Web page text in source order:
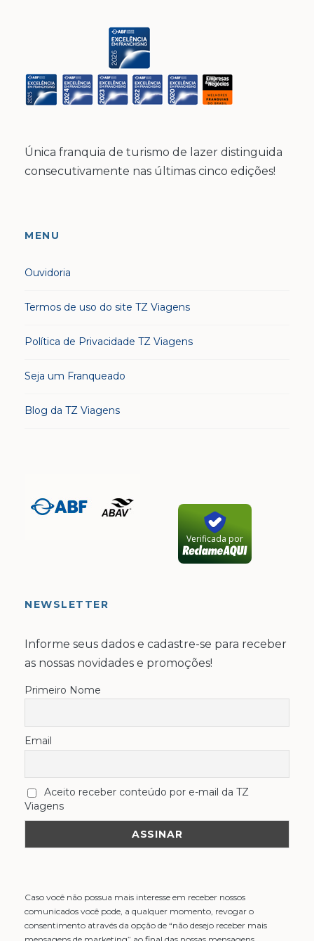
Única franquia de turismo de lazer distinguida
consecutivamente nas últimas cinco edições!
MENU
Ouvidoria
Termos de uso do site TZ Viagens
Política de Privacidade TZ Viagens
Seja um Franqueado
Blog da TZ Viagens
Verificada por
NEWSLETTER
Informe seus dados e cadastre-se para receber
as nossas novidades e promoções!
Primeiro Nome
Email
Aceito receber conteúdo por e-mail da TZ
Viagens
Caso você não possua mais interesse em receber nossos
comunicados você pode, a qualquer momento, revogar o
consentimento através da opção de “não desejo receber mais